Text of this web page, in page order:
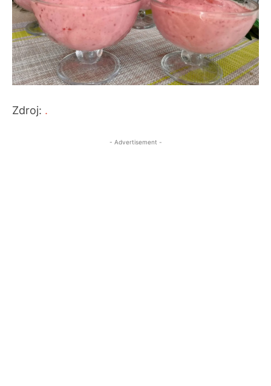
Zdroj: .
- Advertisement -